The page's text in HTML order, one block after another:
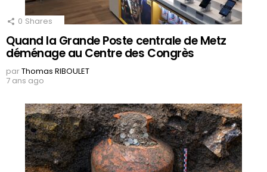
0 Shares
Quand la Grande Poste centrale de Metz
déménage au Centre des Congrès
parThomas RIBOULET
7 ans ago